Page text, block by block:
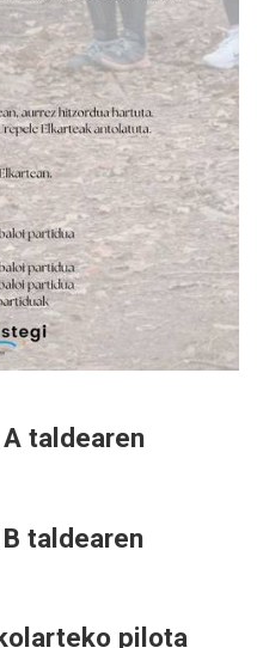
taldearen
taldearen
pilota